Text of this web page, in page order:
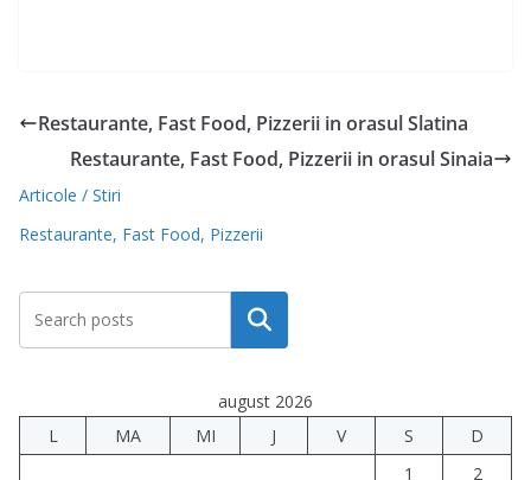
Restaurante, Fast Food, Pizzerii in orasul Slatina
Restaurante, Fast Food, Pizzerii in orasul Sinaia
Articole / Stiri
Restaurante, Fast Food, Pizzerii
Caută
august 2026
L
MA MI J V S
D
1
2